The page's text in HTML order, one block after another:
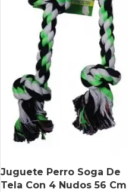
Juguete Perro Soga De
Tela Con 4 Nudos 56 Cm